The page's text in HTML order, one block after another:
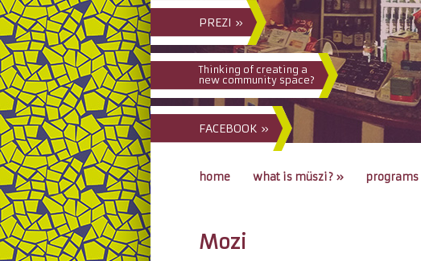
PREZI »
Thinking of creating a
new community space?
FACEBOOK »
home what is müszi? » programs
Mozi